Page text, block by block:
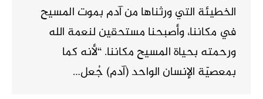
الخطيئة التي ورثناها من آدم بموت المسيح
في مكاننا، وأصبحنا مستحقين لنعمة الله
ورحمته بحياة المسيح مكاننا. “لأنه كما
بمعصيّة الإنسان الواحد (آدم) جُعل…